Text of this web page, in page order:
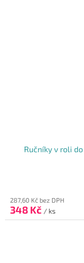
Ručníky v roli
287,60 Kč bez DPH
348 Kč / ks